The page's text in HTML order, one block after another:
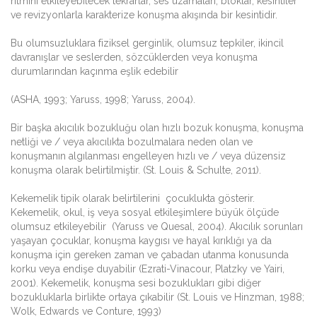
ve revizyonlarla karakterize konuşma akışında bir kesintidir.
Bu olumsuzluklara fiziksel gerginlik, olumsuz tepkiler, ikincil
davranışlar ve seslerden, sözcüklerden veya konuşma
durumlarından kaçınma eşlik edebilir
(ASHA, 1993; Yaruss, 1998; Yaruss, 2004).
Bir başka akıcılık bozukluğu olan hızlı bozuk konuşma, konuşma
netliği ve / veya akıcılıkta bozulmalara neden olan ve
konuşmanın algılanması engelleyen hızlı ve / veya düzensiz
konuşma olarak belirtilmiştir. (St. Louis & Schulte, 2011).
Kekemelik tipik olarak belirtilerini çocuklukta gösterir.
Kekemelik, okul, iş veya sosyal etkileşimlere büyük ölçüde
olumsuz etkileyebilir (Yaruss ve Quesal, 2004). Akıcılık sorunları
yaşayan çocuklar, konuşma kaygısı ve hayal kırıklığı ya da
konuşma için gereken zaman ve çabadan utanma konusunda
korku veya endişe duyabilir (Ezrati-Vinacour, Platzky ve Yairi,
2001). Kekemelik, konuşma sesi bozuklukları gibi diğer
bozukluklarla birlikte ortaya çıkabilir (St. Louis ve Hinzman, 1988;
Wolk, Edwards ve Conture, 1993)